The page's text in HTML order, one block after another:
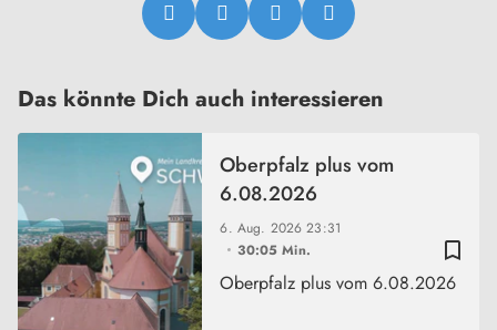
Das könnte Dich auch interessieren
bookmark_border
6. Aug. 202623:31
30:05 Min.
Oberpfalz plus vom
6.08.2026
Oberpfalz plus vom 6.08.2026